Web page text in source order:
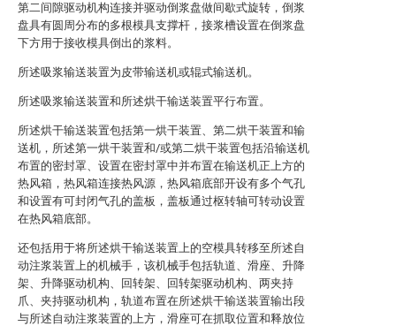
第二间隙驱动机构连接并驱动倒浆盘做间歇式旋转，倒浆
盘具有圆周分布的多根模具支撑杆，接浆槽设置在倒浆盘
下方用于接收模具倒出的浆料。
所述吸浆输送装置为皮带输送机或辊式输送机。
所述吸浆输送装置和所述烘干输送装置平行布置。
所述烘干输送装置包括第一烘干装置、第二烘干装置和输
送机，所述第一烘干装置和/或第二烘干装置包括沿输送机
布置的密封罩、设置在密封罩中并布置在输送机正上方的
热风箱，热风箱连接热风源，热风箱底部开设有多个气孔
和设置有可封闭气孔的盖板，盖板通过枢转轴可转动设置
在热风箱底部。
还包括用于将所述烘干输送装置上的空模具转移至所述自
动注浆装置上的机械手，该机械手包括轨道、滑座、升降
架、升降驱动机构、回转架、回转架驱动机构、两夹持
爪、夹持驱动机构，轨道布置在所述烘干输送装置输出段
与所述自动注浆装置的上方，滑座可在抓取位置和释放位